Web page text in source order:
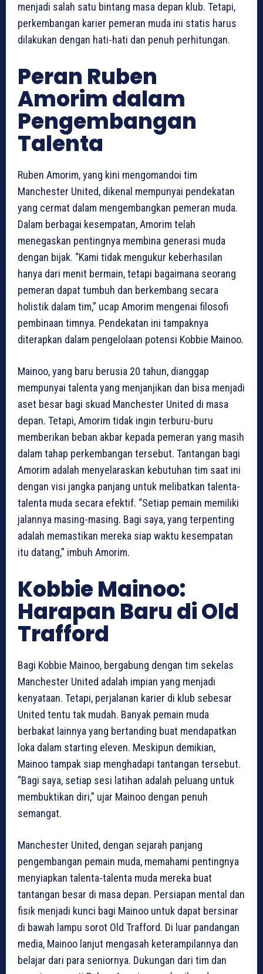
menjadi salah satu bintang masa depan klub. Tetapi,
perkembangan karier pemeran muda ini statis harus
dilakukan dengan hati-hati dan penuh perhitungan.
Peran Ruben
Amorim dalam
Pengembangan
Talenta
Ruben Amorim, yang kini mengomandoi tim
Manchester United, dikenal mempunyai pendekatan
yang cermat dalam mengembangkan pemeran muda.
Dalam berbagai kesempatan, Amorim telah
menegaskan pentingnya membina generasi muda
dengan bijak. “Kami tidak mengukur keberhasilan
hanya dari menit bermain, tetapi bagaimana seorang
pemeran dapat tumbuh dan berkembang secara
holistik dalam tim,” ucap Amorim mengenai filosofi
pembinaan timnya. Pendekatan ini tampaknya
diterapkan dalam pengelolaan potensi Kobbie Mainoo.
Mainoo, yang baru berusia 20 tahun, dianggap
mempunyai talenta yang menjanjikan dan bisa menjadi
aset besar bagi skuad Manchester United di masa
depan. Tetapi, Amorim tidak ingin terburu-buru
memberikan beban akbar kepada pemeran yang masih
dalam tahap perkembangan tersebut. Tantangan bagi
Amorim adalah menyelaraskan kebutuhan tim saat ini
dengan visi jangka panjang untuk melibatkan talenta-
talenta muda secara efektif. “Setiap pemain memiliki
jalannya masing-masing. Bagi saya, yang terpenting
adalah memastikan mereka siap waktu kesempatan
itu datang,” imbuh Amorim.
Kobbie Mainoo:
Harapan Baru di Old
Trafford
Bagi Kobbie Mainoo, bergabung dengan tim sekelas
Manchester United adalah impian yang menjadi
kenyataan. Tetapi, perjalanan karier di klub sebesar
United tentu tak mudah. Banyak pemain muda
berbakat lainnya yang bertanding buat mendapatkan
loka dalam starting eleven. Meskipun demikian,
Mainoo tampak siap menghadapi tantangan tersebut.
“Bagi saya, setiap sesi latihan adalah peluang untuk
membuktikan diri,” ujar Mainoo dengan penuh
semangat.
Manchester United, dengan sejarah panjang
pengembangan pemain muda, memahami pentingnya
menyiapkan talenta-talenta muda mereka buat
tantangan besar di masa depan. Persiapan mental dan
fisik menjadi kunci bagi Mainoo untuk dapat bersinar
di bawah lampu sorot Old Trafford. Di luar pandangan
media, Mainoo lanjut mengasah keterampilannya dan
belajar dari para seniornya. Dukungan dari tim dan